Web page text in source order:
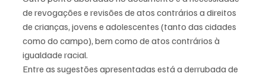
de revogações e revisões de atos contrários a direitos
de crianças, jovens e adolescentes (tanto das cidades
como do campo), bem como de atos contrários à
igualdade racial.
Entre as sugestões apresentadas está a derrubada de